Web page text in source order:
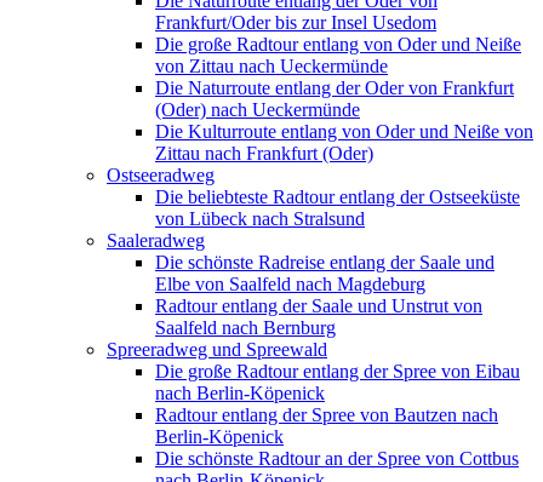
Frankfurt/Oder bis zur Insel Usedom
Die große Radtour entlang von Oder und Neiße
von Zittau nach Ueckermünde
Die Naturroute entlang der Oder von Frankfurt
(Oder) nach Ueckermünde
Die Kulturroute entlang von Oder und Neiße von
Zittau nach Frankfurt (Oder)
Ostseeradweg
Die beliebteste Radtour entlang der Ostseeküste
von Lübeck nach Stralsund
Saaleradweg
Die schönste Radreise entlang der Saale und
Elbe von Saalfeld nach Magdeburg
Radtour entlang der Saale und Unstrut von
Saalfeld nach Bernburg
Spreeradweg und Spreewald
Die große Radtour entlang der Spree von Eibau
nach Berlin-Köpenick
Radtour entlang der Spree von Bautzen nach
Berlin-Köpenick
Die schönste Radtour an der Spree von Cottbus